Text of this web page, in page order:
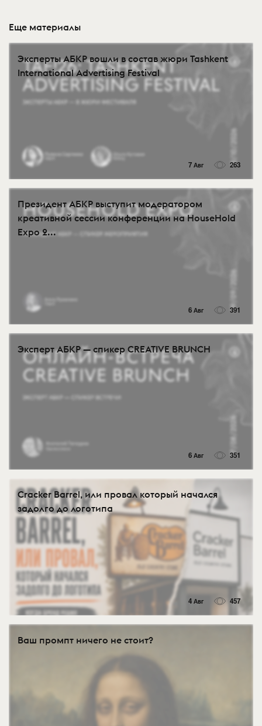
Еще материалы
Эксперты АБКР вошли в состав жюри Tashkent
International Advertising Festival
7 Авг 263
Президент АБКР выступит модератором
креативной сессии конференции на HouseHold
Expo 2...
6 Авг 391
Эксперт АБКР — спикер CREATIVE BRUNCH
6 Авг 351
Cracker Barrel, или провал который начался
задолго до логотипа
4 Авг 457
Ваш промпт ничего не стоит?